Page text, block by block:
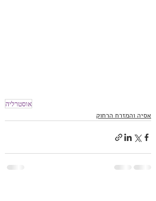
אוסטרליה
אסיה והמזרח הרחוק